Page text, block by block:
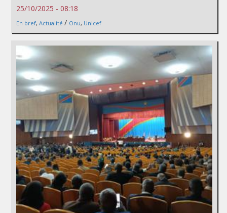
25/10/2025 - 08:18
En bref, Actualité / Onu, Unicef